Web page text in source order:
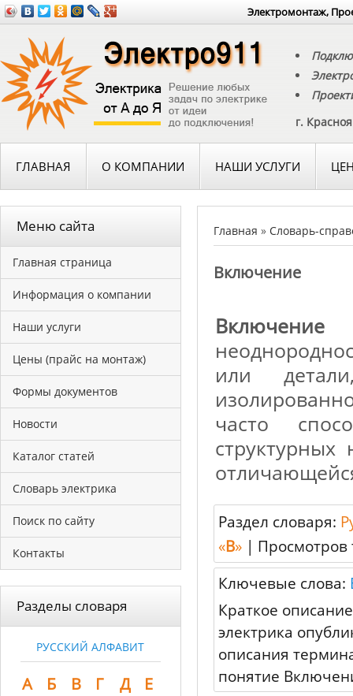
Электромонтаж,
г.
ГЛАВНАЯ О КОМПАНИИ НАШИ УСЛУГИ
Меню сайта
Главная страница
Информация о компании
Наши услуги
Цены (прайс на монтаж)
Формы документов
Новости
Каталог статей
Словарь электрика
Поиск по сайту
Контакты
Разделы словаря
РУССКИЙ АЛФАВИТ
А Б В Г Д
Е
Главная » Словарь-
Включение
Включение
или
часто
Раздел словаря:
«В» |
Ключевые слова:
Краткое
электрика
описания
понятие